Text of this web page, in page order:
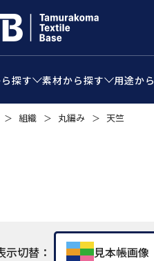
探す 素材から探す 用途から
＞ 組織 ＞ 丸編み ＞ 天竺
示切替： 見本帳画像